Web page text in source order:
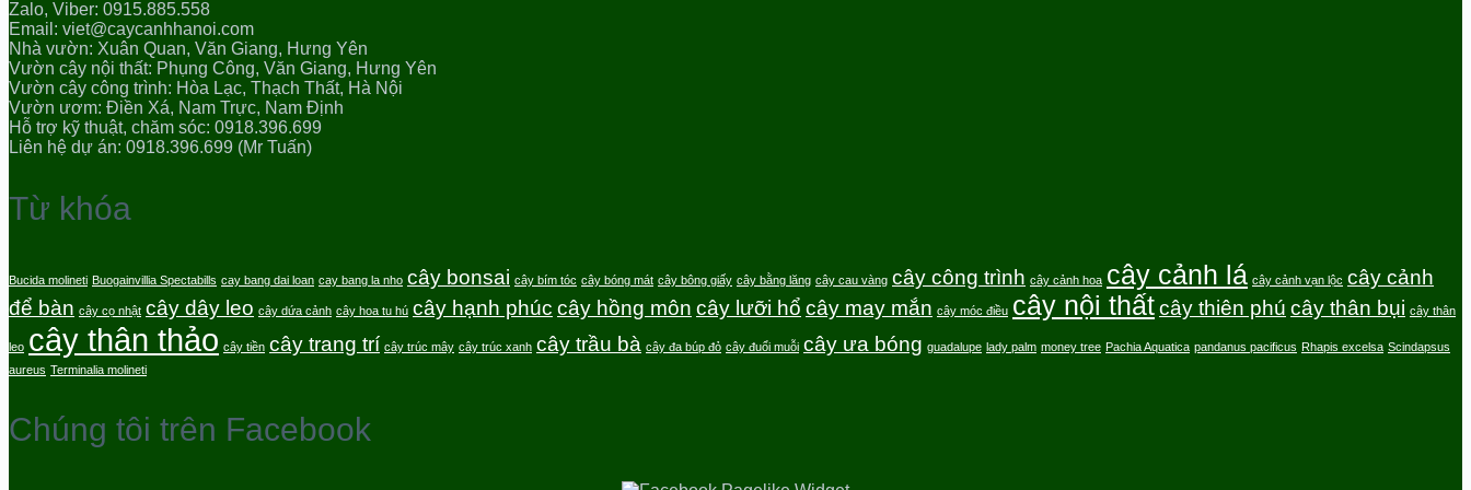
Zalo, Viber: 0915.885.558
Email: viet@caycanhhanoi.com
Nhà vườn: Xuân Quan, Văn Giang, Hưng Yên
Vườn cây nội thất: Phụng Công, Văn Giang, Hưng Yên
Vườn cây công trình: Hòa Lạc, Thạch Thất, Hà Nội
Vườn ươm: Điền Xá, Nam Trực, Nam Định
Hỗ trợ kỹ thuật, chăm sóc: 0918.396.699
Liên hệ dự án: 0918.396.699 (Mr Tuấn)
Từ khóa
Bucida molineti Buogainvillia Spectabills cay bang dai loan cay bang la nho cây bonsai cây bím tóc cây bóng mát cây bông giấy cây bằng lăng cây cau vàng cây công trình cây cảnh hoa cây cảnh lá cây cảnh vạn lộc cây cảnh
để bàn cây cọ nhật cây dây leo cây dứa cảnh cây hoa tu hú cây hạnh phúc cây hồng môn cây lưỡi hổ cây may mắn cây móc điều cây nội thấtcây thiên phú cây thân bụi cây thân
leo cây thân thảo cây tiền cây trang trí cây trúc mây cây trúc xanh cây trầu bà cây đa búp đỏ cây đuổi muỗi cây ưa bóng guadalupe lady palm money tree Pachia Aquatica pandanus pacificus Rhapis excelsa Scindapsus
aureus Terminalia molineti
Chúng tôi trên Facebook